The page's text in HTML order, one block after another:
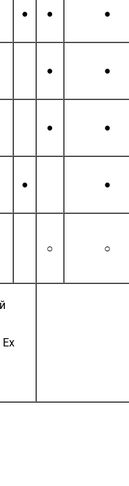
● ● ●
● ●
● ●
● ●
○ ○